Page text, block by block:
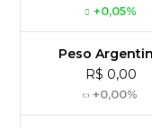
+0,05%
Peso
R$ 0,00
+0,00%